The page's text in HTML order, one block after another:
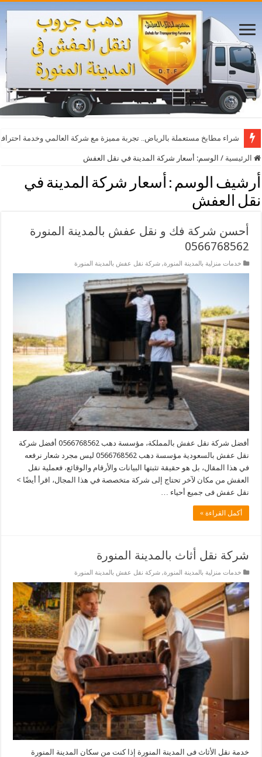
شراء مطابخ مستعملة بالرياض.. تجربة مميزة مع شركة العالمي وخدمة
الرئيسية / الوسم: أسعار شركة المدينة في نقل العفش
أرشيف الوسم : أسعار شركة المدينة في
نقل العفش
أحسن شركة فك و نقل عفش بالمدينة المنورة
0566768562
خدمات منزلية بالمدينة المنورة,شركة نقل عفش بالمدينة المنورة
أفضل شركة نقل عفش بالمملكة، مؤسسة دهب 0566768562 أفضل شركة
نقل عفش بالسعودية مؤسسة دهب 0566768562 ليس مجرد شعار نرفعه
في هذا المقال، بل هو حقيقة تثبتها البيانات والأرقام والوقائع، فعملية نقل
العفش من مكان لآخر تحتاج إلى شركة متخصصة في هذا المجال، اقرأ أيضًا >
نقل عفش فى جميع أحياء …
أكمل القراءة »
شركة نقل أثاث بالمدينة المنورة
خدمات منزلية بالمدينة المنورة,شركة نقل عفش بالمدينة المنورة
خدمة نقل الأثاث فى المدينة المنورة إذا كنت من سكان المدينة المنورة